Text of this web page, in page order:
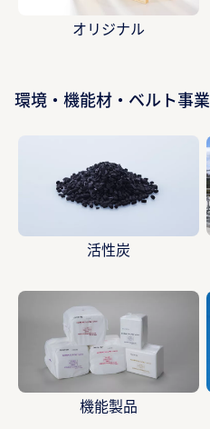
オリジナル
環境・機能材・ベルト事業
活性炭
機能製品